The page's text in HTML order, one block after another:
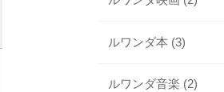
ルワンダ本 (3)
ルワンダ音楽 (2)